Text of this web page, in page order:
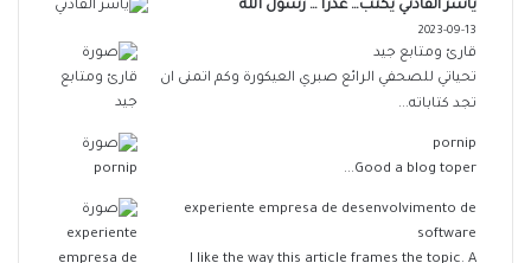
ياسر الفادني يكتب… عذرا … رسول الله
2023-09-13
قارئ ومتابع جيد
تحياتي للصحفي الرائع صبري العيكورة وكم اتمنى ان
تجد كتاباته...
pornip
Good a blog toper...
experiente empresa de desenvolvimento de
software